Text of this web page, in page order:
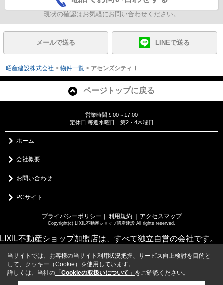
現状の確認はお気軽にお問い合わせください。
メールで送る LINEで送る
昭産建設株式会社 > 物件一覧 > アセンズシティⅠ
ページトップに戻る
営業時間:9:00～17:00
定休日:毎週水曜日 第2・4木曜日
ホーム
会社概要
お問い合わせ
PCサイト
プライバシーポリシー ｜ 利用規約 ｜アクセスマップ
Copyright(c) LIXIL不動産ショップ昭産建設 All rights reserved.
LIXIL不動産ショップ加盟店は、すべて独立自営の会社です。
当サイトでは、お客様の当サイト利用状況把握、サービス向上検討を目的と
して、クッキー（Cookie）を使用しています。
詳しくは、当社の 「Cookieの取扱いについて」 をご確認ください。